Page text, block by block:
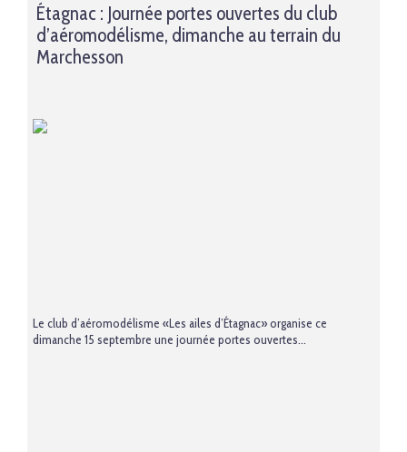
Étagnac : Journée portes ouvertes du club
d’aéromodélisme, dimanche au terrain du
Marchesson
Le club d’aéromodélisme «Les ailes d’Étagnac» organise ce
dimanche 15 septembre une journée portes ouvertes...